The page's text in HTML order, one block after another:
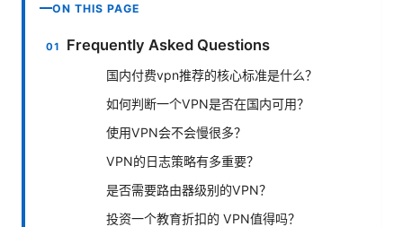
ON THIS PAGE
Frequently Asked Questions
国内付费vpn推荐的核心标准是什么？
如何判断一个VPN是否在国内可用？
使用VPN会不会慢很多？
VPN的日志策略有多重要？
是否需要路由器级别的VPN？
投资一个教育折扣的 VPN值得吗？